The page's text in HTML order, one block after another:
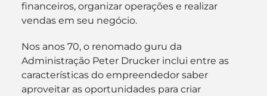
financeiros, organizar operações e realizar
vendas em seu negócio.
Nos anos 70, o renomado guru da
Administração Peter Drucker inclui entre as
características do empreendedor saber
aproveitar as oportunidades para criar